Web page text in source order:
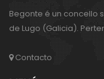
Begonte é un concello
de Lugo (Galicia).
Contacto